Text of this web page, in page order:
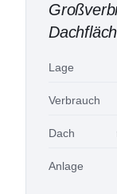
Lage
Verbrauch
Dach
Anlage